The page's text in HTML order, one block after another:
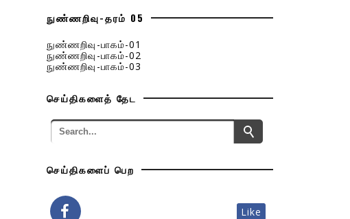
நுண்ணறிவு-தரம் 05
நுண்ணறிவு-பாகம்-01
நுண்ணறிவு-பாகம்-02
நுண்ணறிவு-பாகம்-03
செய்திகளைத் தேட
செய்திகளைப் பெற
Like